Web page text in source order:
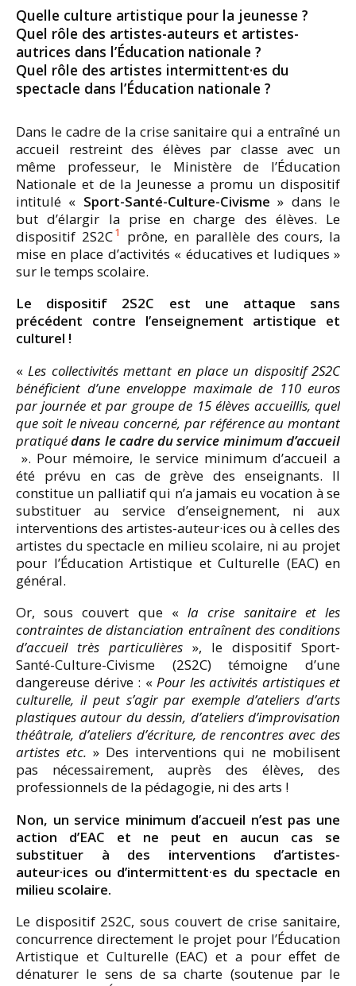
Quelle culture artistique pour la jeunesse ?
Quel rôle des artistes-auteurs et artistes-
autrices dans l’Éducation nationale ?
Quel rôle des artistes intermittent·es du
spectacle dans l’Éducation nationale ?
Dans le cadre de la crise sanitaire qui a entraîné un
accueil restreint des élèves par classe avec un
même professeur, le Ministère de l’Éducation
Nationale et de la Jeunesse a promu un dispositif
intitulé « Sport-Santé-Culture-Civisme » dans le
but d’élargir la prise en charge des élèves. Le
dispositif 2S2C1
prône, en parallèle des cours, la
mise en place d’activités « éducatives et ludiques »
sur le temps scolaire.
Le dispositif 2S2C est une attaque sans
précédent contre l’enseignement artistique et
culturel !
«Les collectivités mettant en place un dispositif 2S2C
bénéficient d’une enveloppe maximale de 110 euros
par journée et par groupe de 15 élèves accueillis, quel
que soit le niveau concerné, par référence au montant
pratiquédans le cadre du service minimum d’accueil
». Pour mémoire, le service minimum d’accueil a
été prévu en cas de grève des enseignants. Il
constitue un palliatif qui n’a jamais eu vocation à se
substituer au service d’enseignement, ni aux
interventions des artistes-auteur·ices ou à celles des
artistes du spectacle en milieu scolaire, ni au projet
pour l’Éducation Artistique et Culturelle (EAC) en
général.
Or, sous couvert que «la crise sanitaire et les
contraintes de distanciation entraînent des conditions
d’accueil très particulières », le dispositif Sport-
Santé-Culture-Civisme (2S2C) témoigne d’une
dangereuse dérive : « Pour les activités artistiques et
culturelle, il peut s’agir par exemple d’ateliers d’arts
plastiques autour du dessin, d’ateliers d’improvisation
théâtrale, d’ateliers d’écriture, de rencontres avec des
artistes etc. » Des interventions qui ne mobilisent
pas nécessairement, auprès des élèves, des
professionnels de la pédagogie, ni des arts !
Non, un service minimum d’accueil n’est pas une
action d’EAC et ne peut en aucun cas se
substituer à des interventions d’artistes-
auteur·ices ou d’intermittent·es du spectacle en
milieu scolaire.
Le dispositif 2S2C, sous couvert de crise sanitaire,
concurrence directement le projet pour l’Éducation
Artistique et Culturelle (EAC) et a pour effet de
dénaturer le sens de sa charte (soutenue par le